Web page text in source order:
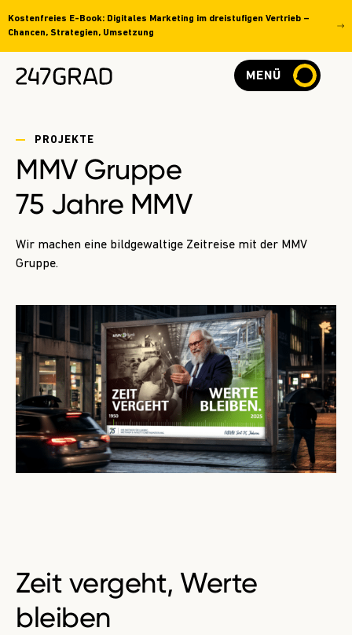
Kostenfreies E-Book: Digitales Marketing im dreistufigen Vertrieb –
Chancen, Strategien, Umsetzung
MENÜ
PROJEKTE
MMV Gruppe
75 Jahre MMV
Wir machen eine bildgewaltige Zeitreise mit der MMV
Gruppe.
Zeit vergeht, Werte
bleiben